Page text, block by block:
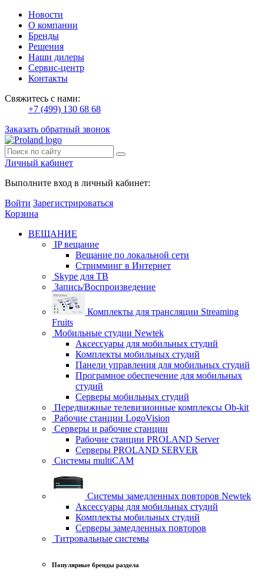
Новости
О компании
Бренды
Решения
Наши дилеры
Сервис-центр
Контакты
Свяжитесь с нами:
+7 (499) 130 68 68
Заказать обратный звонок
Личный кабинет
Выполните вход в личный кабинет:
Войти Зарегистрироваться
Корзина
ВЕЩАНИЕ
IP вещание
Вещание по локальной сети
Стримминг в Интернет
Skype для ТВ
Запись/Воспроизведение
Комплекты для трансляции Streaming
Fruits
Мобильные студии Newtek
Аксессуары для мобильных студий
Комплекты мобильных студий
Панели управления для мобильных студий
Програмное обеспечение для мобильных
студий
Серверы мобильных студий
Передвижные телевизионные комплексы Ob-kit
Рабочие станции LogoVision
Серверы и рабочие станции
Рабочие станции PROLAND Server
Серверы PROLAND SERVER
Системы multiCAM
Системы замедленных повторов Newtek
Аксессуары для мобильных студий
Комплекты мобильных студий
Серверы замедленных повторов
Титровальные системы
Популярные бренды раздела